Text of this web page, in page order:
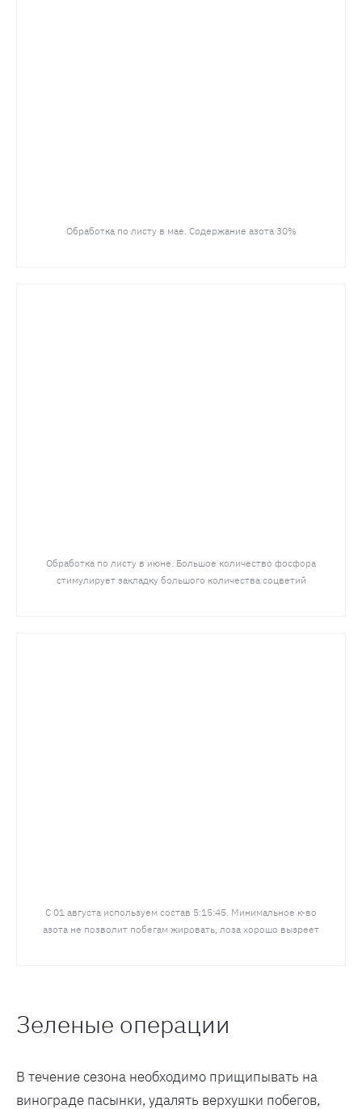
Обработка по листу в мае. Содержание азота 30%
Обработка по листу в июне. Большое количество фосфора
стимулирует закладку большого количества соцветий
С 01 августа используем состав 5:15:45. Минимальное к-во
азота не позволит побегам жировать, лоза хорошо вызреет
Зеленые операции
В течение сезона необходимо прищипывать на
винограде пасынки, удалять верхушки побегов,